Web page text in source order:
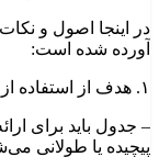
در اینجا اصول و
آورده شده است:
۱. هدف از استفاده از جدول
– جدول باید برای
پیچیده یا طولانی